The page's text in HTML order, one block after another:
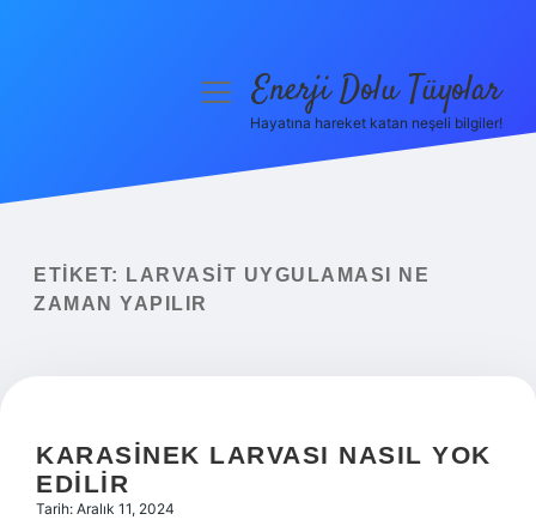
Yasal Uyarı
menüyüEnerji Dolu Tüyolar
Hayatına hareket katan neşeli bilgiler!
ETIKET:
LARVASIT UYGULAMASI NE
ZAMAN YAPILIR
KARASINEK LARVASI NASIL YOK
EDILIR
Tarih: Aralık 11, 2024